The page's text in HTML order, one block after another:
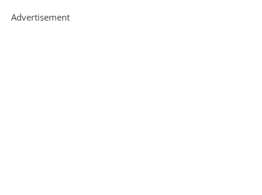
Advertisement